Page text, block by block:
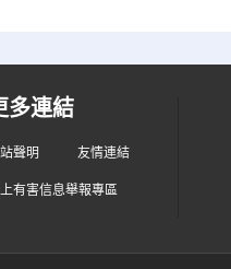
多連結
聲明 友情連結
有害信息舉報專區